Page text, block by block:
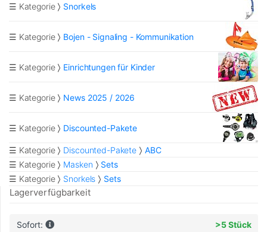
☰ Kategorie Snorkels
☰ Kategorie Bojen - Signaling - Kommunikation
☰ Kategorie Einrichtungen für Kinder
☰ Kategorie News 2025 / 2026
☰ Kategorie Discounted-Pakete
☰ Kategorie Discounted-Pakete
ABC
☰ Kategorie
Masken
Sets
☰ Kategorie
Snorkels Sets
Lagerverfügbarkeit
Sofort: >5 Stück